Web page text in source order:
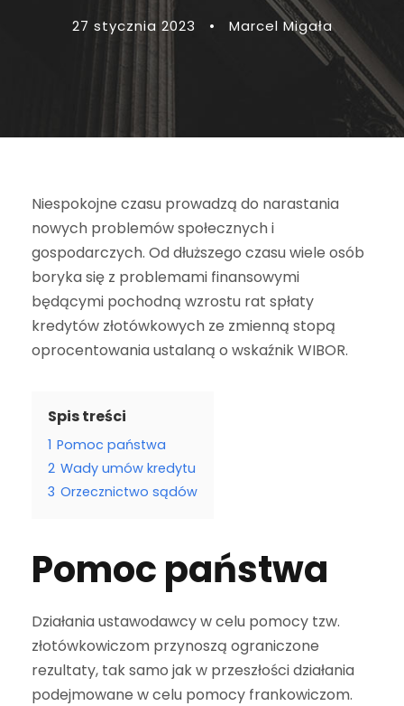
27 stycznia 2023 • Marcel Migała
Niespokojne czasu prowadzą do narastania
nowych problemów społecznych i
gospodarczych. Od dłuższego czasu wiele osób
boryka się z problemami finansowymi
będącymi pochodną wzrostu rat spłaty
kredytów złotówkowych ze zmienną stopą
oprocentowania ustalaną o wskaźnik WIBOR.
Spis treści
1 Pomoc państwa
2 Wady umów kredytu
3 Orzecznictwo sądów
Pomoc państwa
Działania ustawodawcy w celu pomocy tzw.
złotówkowiczom przynoszą ograniczone
rezultaty, tak samo jak w przeszłości działania
podejmowane w celu pomocy frankowiczom.